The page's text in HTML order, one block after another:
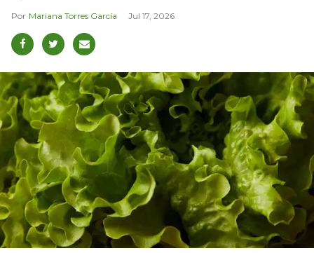
Mariana Torres García Jul 17, 2026